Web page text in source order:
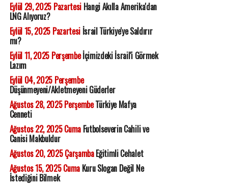
Eylül 29, 2025 PazartesiHangi Akılla Amerika'dan
LNG Alıyoruz?
Eylül 15, 2025 Pazartesiİsrail Türkiye'ye Saldırır
mı?
Eylül 11, 2025 Perşembeİçimizdeki İsrail'i Görmek
Lazım
Eylül 04, 2025 Perşembe
Düşünmeyeni/Akletmeyeni Güderler
Ağustos 28, 2025 PerşembeTürkiye Mafya
Cenneti
Ağustos 22, 2025 CumaFutbolseverin Cahili ve
Canisi Makbuldur
Ağustos 20, 2025 ÇarşambaEğitimli Cehalet
Ağustos 15, 2025 CumaKuru Slogan Değil Ne
İstediğini Bilmek